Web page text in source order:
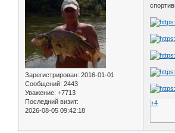
Зарегистрирован: 2016-01-01
Сообщений: 2443
Уважение: +7713
Последний визит:
2026-08-05 09:42:18
+4